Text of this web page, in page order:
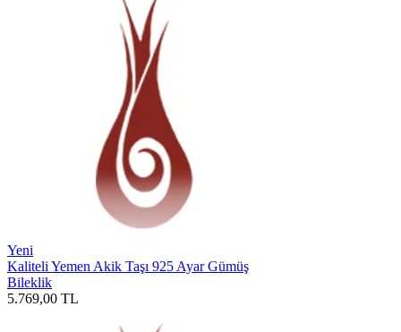
Yeni
Kaliteli Yemen Akik Taşı 925 Ayar Gümüş
Bileklik
5.769,00 TL